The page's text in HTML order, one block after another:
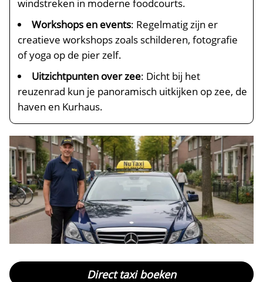
windstreken in moderne foodcourts.​
Workshops en events: Regelmatig zijn er
creatieve workshops zoals schilderen, fotografie
of yoga op de pier zelf.​
Uitzichtpunten over zee: Dicht bij het
reuzenrad kun je panoramisch uitkijken op zee, de
haven en Kurhaus.​
Direct taxi boeken